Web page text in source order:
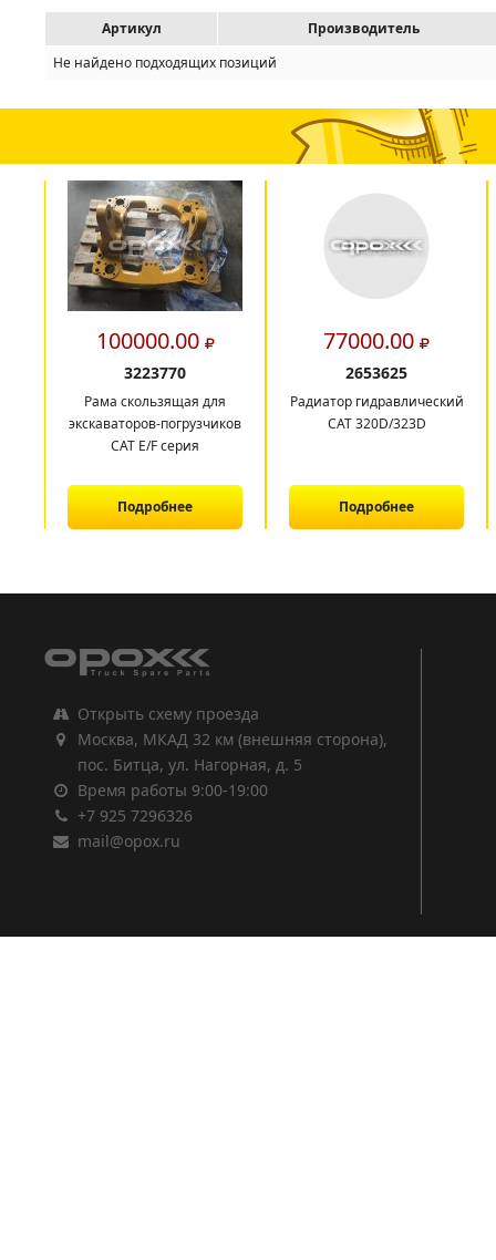
Артикул
Производитель
Не найдено подходящих позиций
100000.00
3223770
Рама скользящая для
экскаваторов-погрузчиков
CAT E/F серия
Подробнее
77000.00
2653625
Радиатор гидравлический
CAT 320D/323D
Подробнее
Открыть схему проезда
Москва, МКАД 32 км (внешняя сторона),
пос. Битца, ул. Нагорная, д. 5
Время работы 9:00-19:00
+7 925 7296326
mail@opox.ru